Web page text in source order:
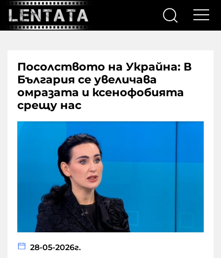
Посолството на Украйна: В
България се увеличава
омразата и ксенофобията
срещу нас
28-05-2026г.